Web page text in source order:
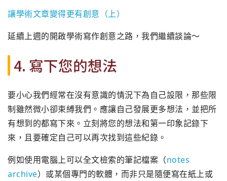
讓學術文章變得更有創意（上）
延續上週的開啟學術寫作創意之路，我們繼續談論～
4. 寫下您的想法
要小心我們經常在沒有意識的情況下為自己設限，那些限
制雖然微小卻束縛我們。應讓自己發展更多想法，並把所
有想到的都寫下來。立刻將您的想法和第一印象記錄下
來，且要確定自己可以再次找到這些紀錄。
例如使用電腦上可以全文檢索的筆記檔案（notes
archive）或某個專門的軟體，而非只是隨便寫在紙上或